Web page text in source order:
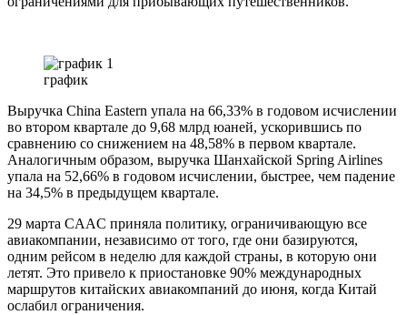
график
Выручка China Eastern упала на 66,33% в годовом исчислении
во втором квартале до 9,68 млрд юаней, ускорившись по
сравнению со снижением на 48,58% в первом квартале.
Аналогичным образом, выручка Шанхайской Spring Airlines
упала на 52,66% в годовом исчислении, быстрее, чем падение
на 34,5% в предыдущем квартале.
29 марта CAAC приняла политику, ограничивающую все
авиакомпании, независимо от того, где они базируются,
одним рейсом в неделю для каждой страны, в которую они
летят. Это привело к приостановке 90% международных
маршрутов китайских авиакомпаний до июня, когда Китай
ослабил ограничения.